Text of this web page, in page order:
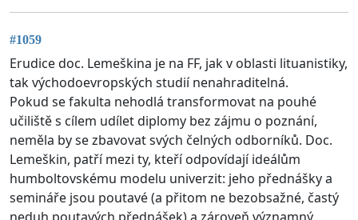
#1059
Erudice doc. Lemeškina je na FF, jak v oblasti lituanistiky,
tak východoevropských studií nenahraditelná.
Pokud se fakulta nehodlá transformovat na pouhé
učiliště s cílem udílet diplomy bez zájmu o poznání,
neměla by se zbavovat svých čelných odborníků. Doc.
Lemeškin, patří mezi ty, kteří odpovídají ideálům
humboltovskému modelu univerzit: jeho přednášky a
semináře jsou poutavé (a přitom ne bezobsažné, častý